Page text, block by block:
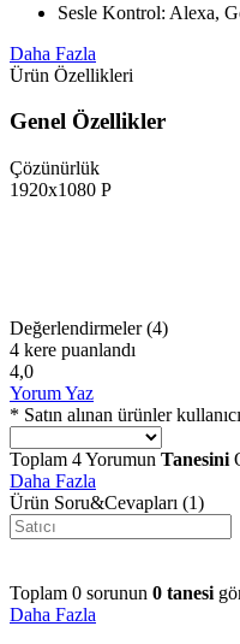
Sesle Kontrol: Alexa,
Daha Fazla
Ürün Özellikleri
Genel Özellikler
Çözünürlük
1920x1080 P
Değerlendirmeler (4)
4 kere puanlandı
4,0
Yorum Yaz
* Satın alınan ürünler
Toplam 4Yorumun Tanesini
Daha Fazla
Ürün Soru&Cevapları (1)
Toplam 0 sorunun 0 tanesi
Daha Fazla